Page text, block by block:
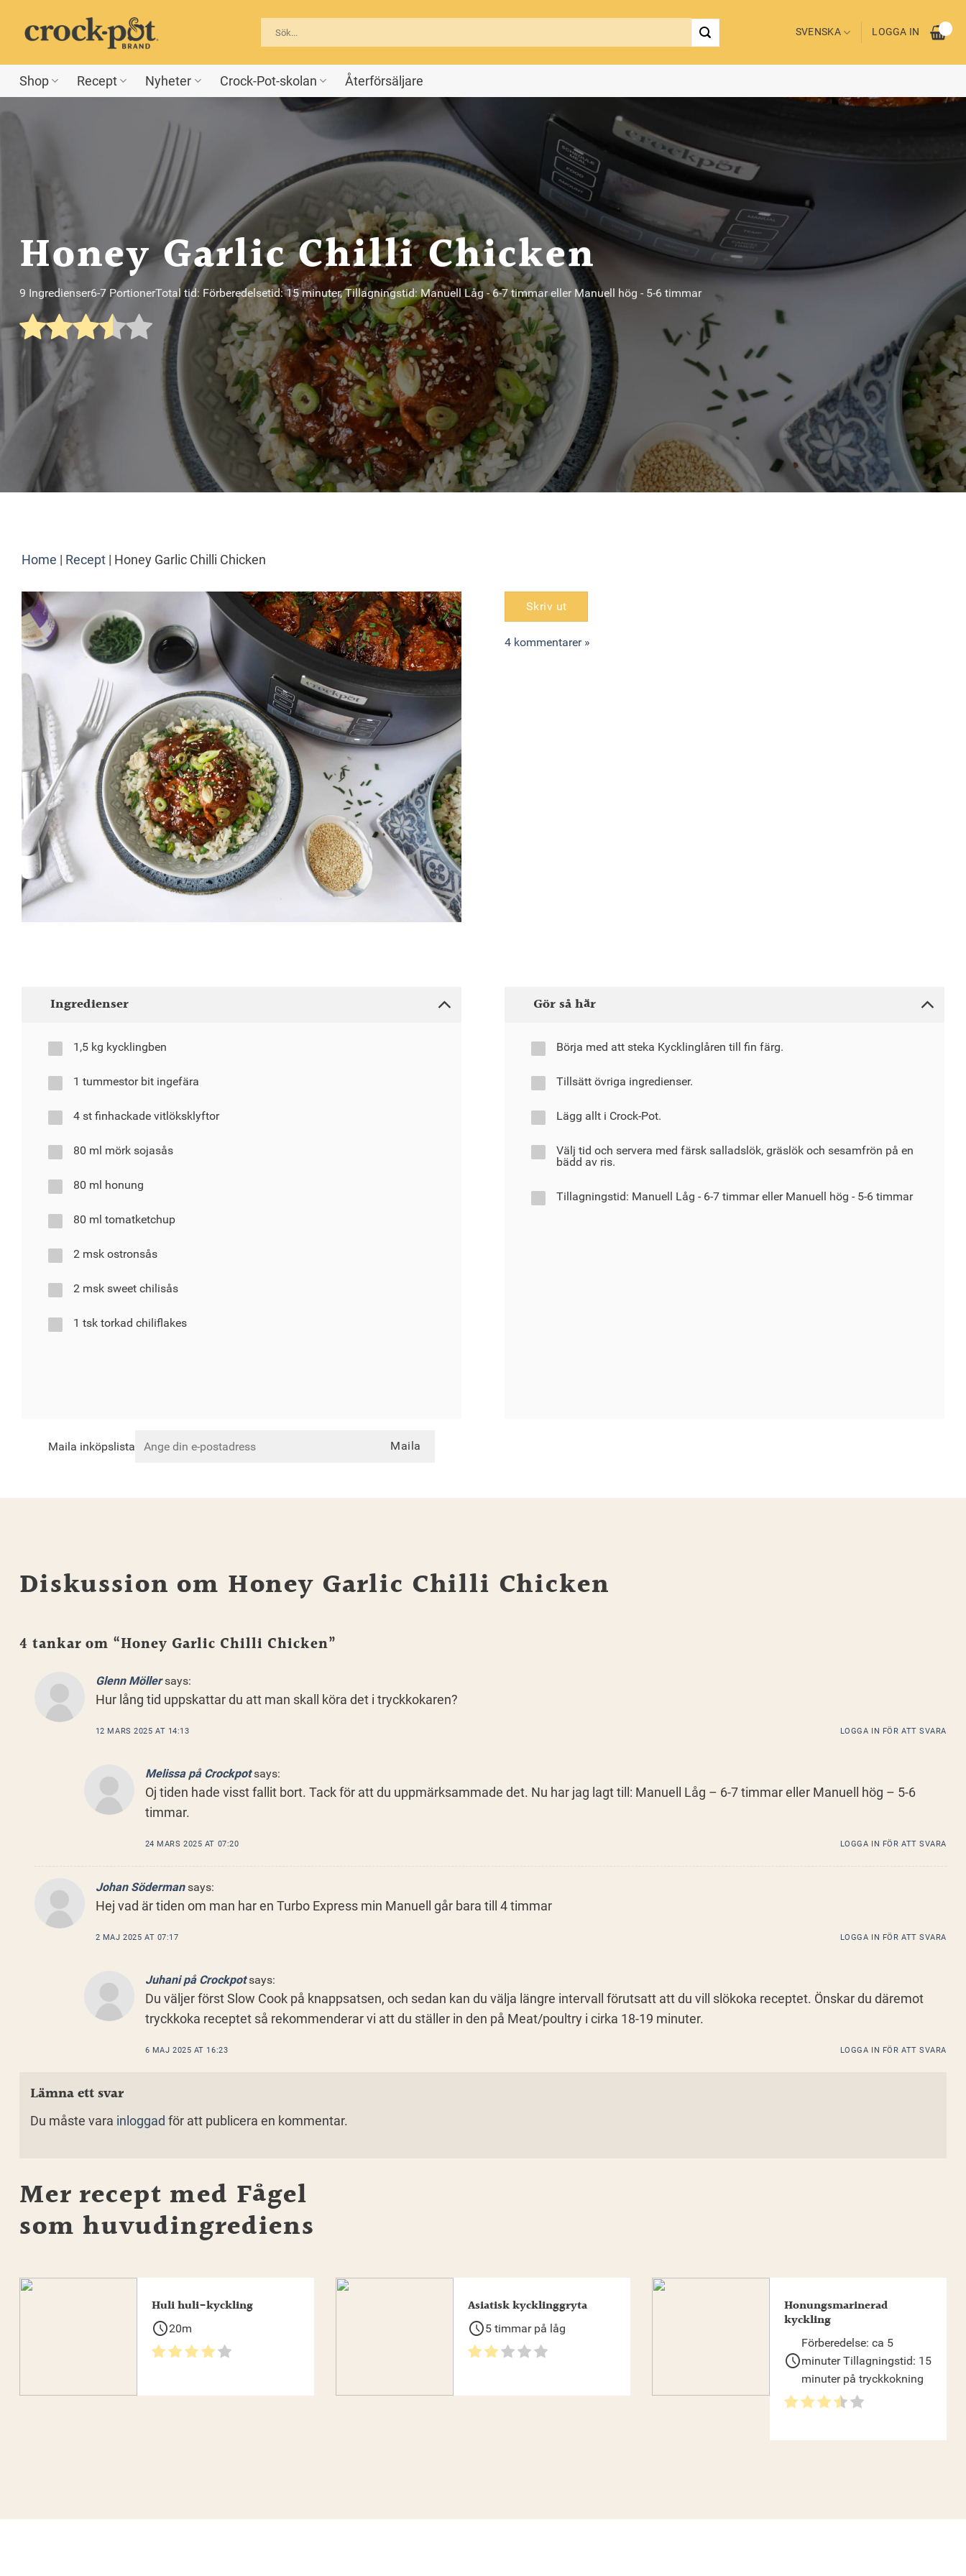
content
SVENSKA LOGGA IN
Shop Recept Nyheter Crock-Pot-skolan Återförsäljare
Honey Garlic Chilli Chicken
9 Ingredienser6-7 PortionerTotal tid: Förberedelsetid: 15 minuter, Tillagningstid: Manuell Låg - 6-7 timmar eller Manuell hög - 5-6 timmar
Home Recept Honey Garlic Chilli Chicken
Skriv ut
4 kommentarer »
Ingredienser
1,5 kg kycklingben
1 tummestor bit ingefära
4 st finhackade vitlöksklyftor
80 ml mörk sojasås
80 ml honung
80 ml tomatketchup
2 msk ostronsås
2 msk sweet chilisås
1 tsk torkad chiliflakes
Maila inköpslista Maila
Gör så här
Börja med att steka Kycklinglåren till fin färg.
Tillsätt övriga ingredienser.
Lägg allt i Crock-Pot.
Välj tid och servera med färsk salladslök, gräslök och sesamfrön på en
bädd av ris.
Tillagningstid: Manuell Låg - 6-7 timmar eller Manuell hög - 5-6 timmar
Diskussion om Honey Garlic Chilli Chicken
4 tankar om “Honey Garlic Chilli Chicken”
Glenn Möller says:
Hur lång tid uppskattar du att man skall köra det i tryckkokaren?
12 MARS 2025 AT 14:13 LOGGA IN FÖR ATT SVARA
Melissa på Crockpot says:
Oj tiden hade visst fallit bort. Tack för att du uppmärksammade det. Nu har jag lagt till: Manuell Låg – 6-7 timmar eller Manuell hög – 5-6
timmar.
24 MARS 2025 AT 07:20 LOGGA IN FÖR ATT SVARA
Johan Söderman says:
Hej vad är tiden om man har en Turbo Express min Manuell går bara till 4 timmar
2 MAJ 2025 AT 07:17 LOGGA IN FÖR ATT SVARA
Juhani på Crockpot says:
Du väljer först Slow Cook på knappsatsen, och sedan kan du välja längre intervall förutsatt att du vill slökoka receptet. Önskar du däremot
tryckkoka receptet så rekommenderar vi att du ställer in den på Meat/poultry i cirka 18-19 minuter.
6 MAJ 2025 AT 16:23 LOGGA IN FÖR ATT SVARA
Lämna ett svar
Du måste vara inloggad för att publicera en kommentar.
Mer recept med Fågel
som huvudingrediens
Huli huli-kyckling
schedule20m
Asiatisk kycklinggryta
schedule5 timmar på låg
Honungsmarinerad
kyckling
schedule
Förberedelse: ca 5
minuter Tillagningstid: 15
minuter på tryckkokning